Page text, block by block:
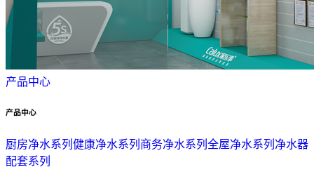
产品中心
产品中心
厨房净水系列 健康净水系列 商务净水系列 全屋净水系列 净水器
配套系列